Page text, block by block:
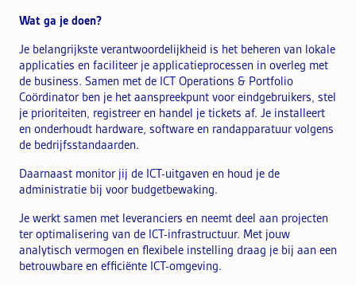
Wat ga je doen?
Je belangrijkste verantwoordelijkheid is het beheren van lokale
applicaties en faciliteer je applicatieprocessen in overleg met
de business. Samen met de ICT Operations & Portfolio
Coördinator ben je het aanspreekpunt voor eindgebruikers, stel
je prioriteiten, registreer en handel je tickets af. Je installeert
en onderhoudt hardware, software en randapparatuur volgens
de bedrijfsstandaarden.
Daarnaast monitor jij de ICT-uitgaven en houd je de
administratie bij voor budgetbewaking.
Je werkt samen met leveranciers en neemt deel aan projecten
ter optimalisering van de ICT-infrastructuur. Met jouw
analytisch vermogen en flexibele instelling draag je bij aan een
betrouwbare en efficiënte ICT-omgeving.